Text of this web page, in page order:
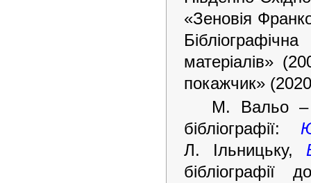
«Зеновія
матеріалів»
покажчик»
М. Вальо –
бібліографії:
Л. Ільницьку,
бібліографії